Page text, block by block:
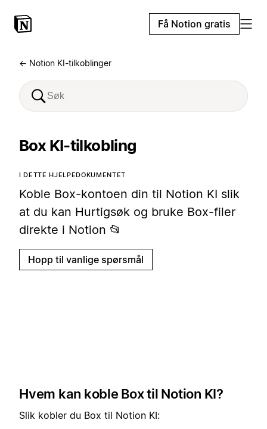
Få Notion gratis
← Notion KI-tilkoblinger
Box KI-tilkobling
I DETTE HJELPEDOKUMENTET
Koble Box-kontoen din til Notion KI slik
at du kan Hurtigsøk og bruke Box-filer
direkte i Notion 📂
Hopp til vanlige spørsmål
Hvem kan koble Box til Notion KI?
Slik kobler du Box til Notion KI: